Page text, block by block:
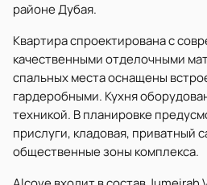
районе Дубая.
Квартира спроектирована с
качественными отделочными
спальных места оснащены
гардеробными. Кухня
техникой. В планировке
прислуги, кладовая, приватный
общественные зоны комплекса.